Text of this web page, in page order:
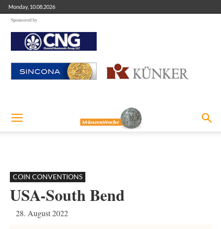
Monday, 10.08.2026
Sponsored by
COIN CONVENTIONS
USA-South Bend
28. August 2022